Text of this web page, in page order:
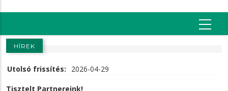
HÍREK
Utolsó frissítés: 2026-04-29
Tisztelt Partnereink!